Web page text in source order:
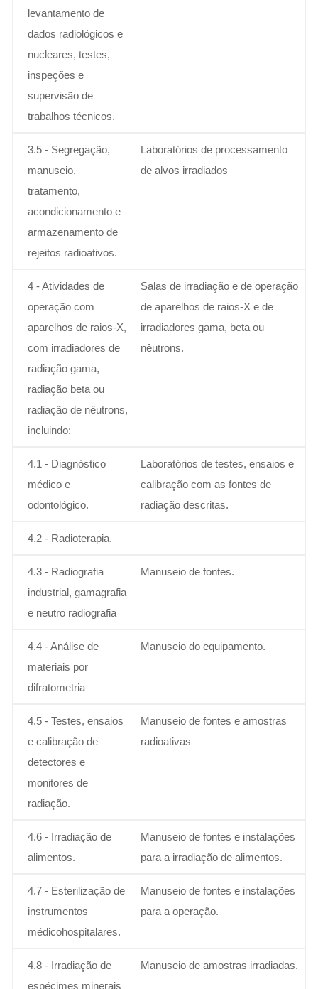
levantamento de
dados radiológicos e
nucleares, testes,
inspeções e
supervisão de
trabalhos técnicos.
3.5 - Segregação,
manuseio,
tratamento,
acondicionamento e
armazenamento de
rejeitos radioativos.
Laboratórios de processamento
de alvos irradiados
4 - Atividades de
operação com
aparelhos de raios-X,
com irradiadores de
radiação gama,
radiação beta ou
radiação de nêutrons,
incluindo:
Salas de irradiação e de operação
de aparelhos de raios-X e de
irradiadores gama, beta ou
nêutrons.
4.1 - Diagnóstico
médico e
odontológico.
Laboratórios de testes, ensaios e
calibração com as fontes de
radiação descritas.
4.2 - Radioterapia.
4.3 - Radiografia
industrial, gamagrafia
e neutro radiografia
Manuseio de fontes.
4.4 - Análise de
materiais por
difratometria
Manuseio do equipamento.
4.5 - Testes, ensaios
e calibração de
detectores e
monitores de
radiação.
Manuseio de fontes e amostras
radioativas
4.6 - Irradiação de
alimentos.
Manuseio de fontes e instalações
para a irradiação de alimentos.
4.7 - Esterilização de
instrumentos
médicohospitalares.
Manuseio de fontes e instalações
para a operação.
4.8 - Irradiação de
espécimes minerais
Manuseio de amostras irradiadas.